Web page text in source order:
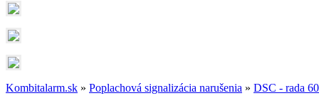
Kombitalarm.sk » Poplachová signalizácia narušenia » DSC - rada